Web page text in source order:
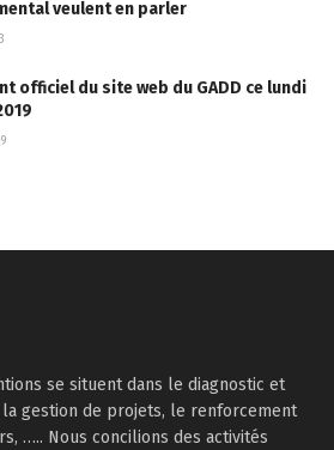
veulent en parler
officiel du site web du GADD ce lundi
se situent dans le diagnostic et
la gestion de projets, le renforcement
….. Nous concilions des activités